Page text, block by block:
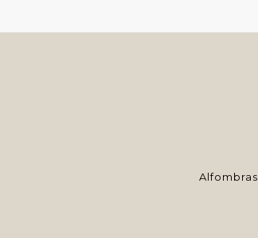
Alfombras